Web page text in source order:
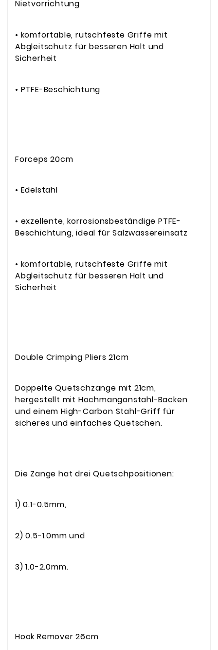
Nietvorrichtung
• komfortable, rutschfeste Griffe mit
Abgleitschutz für besseren Halt und
Sicherheit
• PTFE-Beschichtung
Forceps 20cm
• Edelstahl
• exzellente, korrosionsbeständige PTFE-
Beschichtung, ideal für Salzwassereinsatz
• komfortable, rutschfeste Griffe mit
Abgleitschutz für besseren Halt und
Sicherheit
Double Crimping Pliers 21cm
Doppelte Quetschzange mit 21cm,
hergestellt mit Hochmanganstahl-Backen
und einem High-Carbon Stahl-Griff für
sicheres und einfaches Quetschen.
Die Zange hat drei Quetschpositionen:
1) 0.1-0.5mm,
2) 0.5-1.0mm und
3) 1.0-2.0mm.
Hook Remover 26cm